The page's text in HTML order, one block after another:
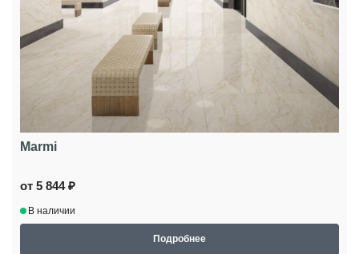
Marmi
от 5 844 ₽
В наличии
Подробнее